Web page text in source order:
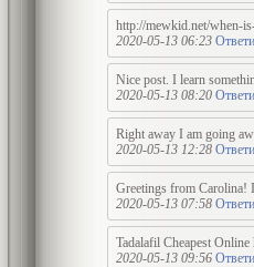
http://mewkid.net/when-
2020-05-13 06:23
Nice post. I learn
2020-05-13 08:20
Right away I am going
2020-05-13 12:28
Greetings from Carolina!
2020-05-13 07:58
Tadalafil Cheapest
2020-05-13 09:56